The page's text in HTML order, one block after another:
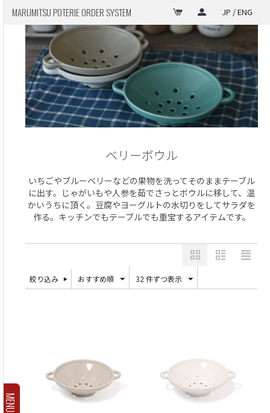
MARUMITSU POTERIE ORDER SYSTEM JP / ENG
MENU
ベリーボウル
いちごやブルーベリーなどの果物を洗ってそのままテーブル
に出す。じゃがいもや人参を茹でさっとボウルに移して、温
かいうちに頂く。豆腐やヨーグルトの水切りをしてサラダを
作る。キッチンでもテーブルでも重宝するアイテムです。
絞り込み おすすめ順 32 件ずつ表示